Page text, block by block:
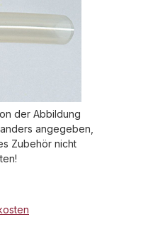
der Abbildung
angegeben,
Zubehör nicht